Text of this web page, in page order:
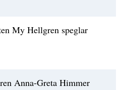
My Hellgren speglar
Anna-Greta Himmer